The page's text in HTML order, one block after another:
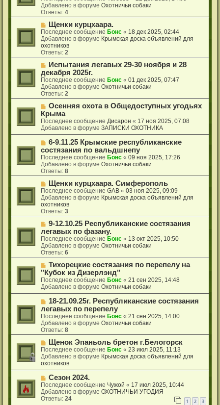
щ
е
н
и
е
о
е
с
о
о
б
щ
е
н
и
е
Добавлено в форумеОхотничьи собаки
Ответы:4
Н
о
в
о
е
с
о
о
б
щ
е
н
и
е
Щенки курцхаара.
Последнее сообщение Бонс « 18 дек 2025, 02:44
Добавлено в форуме Крымская доска объявлений для
охотников
Ответы:2
Н
о
в
о
е
с
о
о
б
щ
н
и
е
Испытания легавых 29-30 ноября и 28
декабря 2025г.
Последнее сообщение Бонс «01 дек 2025, 07:47
Добавлено в форумеОхотничьи собаки
Ответы:2
Н
о
в
о
с
о
о
б
щ
е
н
и
е
Осенняя охота в Общедоступных угодьях
Крыма
Последнее сообщениеДисарон « 17 ноя 2025, 07:08
Добавлено в форумеЗАПИСКИ ОХОТНИКА
Н
о
в
о
е
с
о
о
б
щ
е
н
и
е
6-9.11.25 Крымские республиканские
состязания по вальдшнепу
Последнее сообщение Бонс «09 ноя 2025, 17:26
Добавлено в форумеОхотничьи собаки
Ответы:8
Н
о
в
о
е
с
о
о
б
щ
е
н
и
е
Щенки курцхаара. Симферополь
Последнее сообщениеGAB «03 ноя 2025, 09:09
Добавлено в форуме Крымская доска объявлений для
охотников
Ответы:3
Н
о
в
о
е
с
о
о
б
щ
н
и
е
9-12.10.25 Республиканские состязания
легавых по фазану.
Последнее сообщение Бонс « 13 окт 2025, 10:50
Добавлено в форумеОхотничьи собаки
Ответы:6
Н
о
в
о
с
о
о
б
щ
е
н
и
е
Тихорецкие состязания по перепелу на
"Кубок из Дизерлэнд"
Последнее сообщение Бонс «21 сен 2025, 14:48
Добавлено в форумеОхотничьи собаки
Н
о
в
о
е
с
о
о
б
щ
е
н
и
е
18-21.09.25г. Республиканские состязания
легавых по перепелу
Последнее сообщение Бонс «21 сен 2025, 14:00
Добавлено в форумеОхотничьи собаки
Ответы:8
Н
о
в
о
е
с
о
о
б
Щенок Эпаньоль бретон г.Белогорск
Последнее сообщение Бонс «23 июл 2025, 11:13
Добавлено в форуме Крымская доска объявлений для
охотников
Н
о
в
о
Сезон 2024.
Последнее сообщение Чужой « 17 июл 2025, 10:44
Добавлено в форумеОХОТНИЧЬИ УГОДИЯ
Ответы:24 1 2 3